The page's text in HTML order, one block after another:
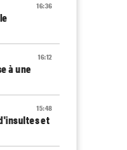
16:36
16:12
à une
15:48
et